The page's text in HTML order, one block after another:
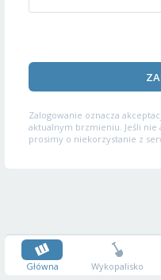
Zalogowanie oznacza
aktualnym brzmieniu. Jeśli nie
prosimy o niekorzystanie z
Główna Wykopalisko